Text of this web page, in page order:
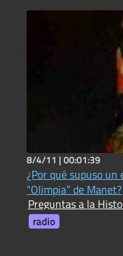
8/4/11 |00:01:39
¿Por qué supuso un
“Olimpia” de Manet?
Preguntas a la
radio